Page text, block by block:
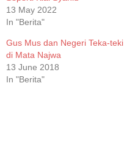
13 May 2022
In "Berita"
Gus Mus dan Negeri Teka-teki
di Mata Najwa
13 June 2018
In "Berita"